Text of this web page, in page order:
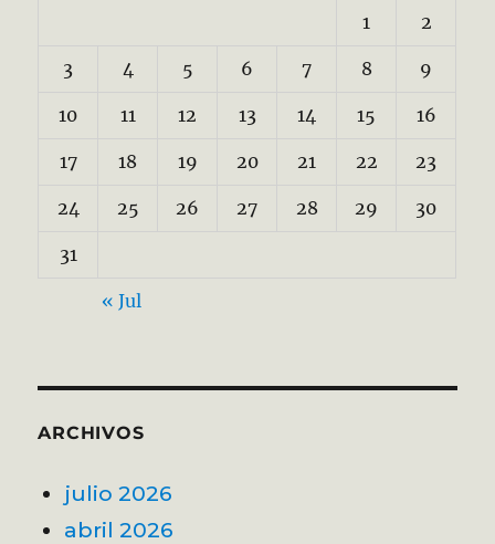
1 2
3 4 5 6 7 8 9
10 11 12 13 14 15 16
17 18 19 20 21 22 23
24 25 26 27 28 29 30
31
« Jul
ARCHIVOS
julio 2026
abril 2026